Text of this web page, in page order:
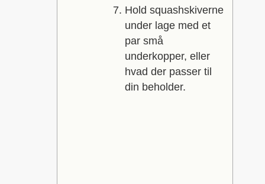
Hold squashskiverne
under lage med et
par små
underkopper, eller
hvad der passer til
din beholder.